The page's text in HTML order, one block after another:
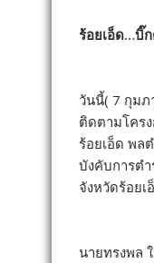
ร้อยเอ็ด…บิ๊
วันนี้( 7 กุมภ
ติดตามโคร
ร้อยเอ็ด พล
บังคับการต
จังหวัดร้อยเ
นายทรงพล